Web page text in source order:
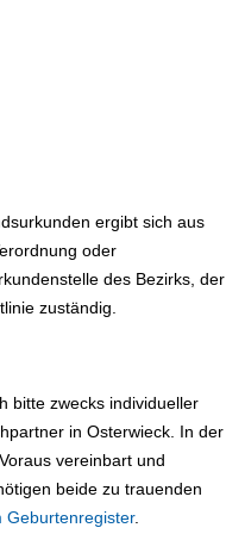
ergibt sich aus
oder
des Bezirks, der
zuständig.
bitte zwecks individueller
in Osterwieck. In der
vereinbart und
beide zu trauenden
Geburtenregister.